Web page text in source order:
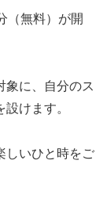
（無料）が開
象に、自分のス
けます。
しいひと時をご